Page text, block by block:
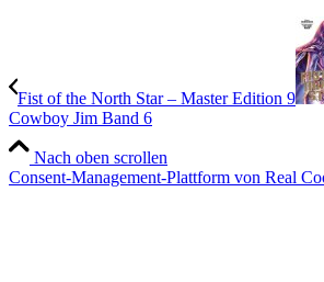
Fist of the North Star – Master Edition 9
Cowboy Jim Band 6
Nach oben scrollen
Consent-Management-Plattform von Real